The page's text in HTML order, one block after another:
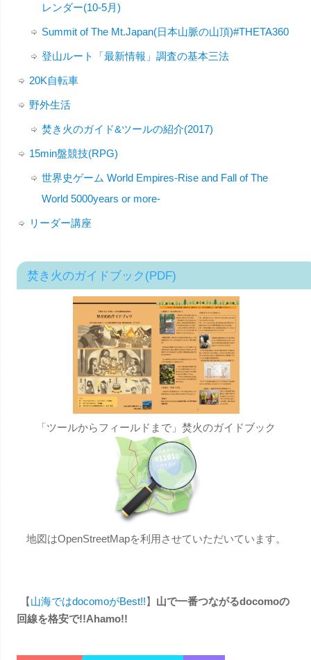
レンダー(10-5月)
Summit of The Mt.Japan(日本山脈の山頂)#THETA360
登山ルート「最新情報」調査の基本三法
20K自転車
野外生活
焚き火のガイド&ツールの紹介(2017)
15min盤競技(RPG)
世界史ゲーム World Empires-Rise and Fall of The
World 5000years or more-
リーダー講座
焚き火のガイドブック(PDF)
「ツールからフィールドまで」焚火のガイドブック
地図はOpenStreetMapを利用させていただいています。
【山海ではdocomoがBest!!】 山で一番つながるdocomoの
回線を格安で!!Ahamo!!